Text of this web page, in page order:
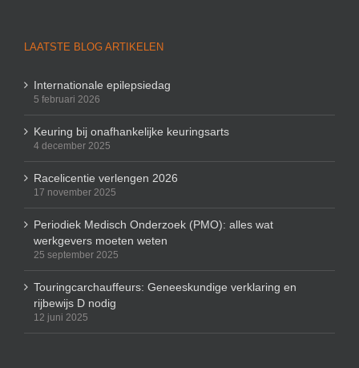
LAATSTE BLOG ARTIKELEN
Internationale epilepsiedag
5 februari 2026
Keuring bij onafhankelijke keuringsarts
4 december 2025
Racelicentie verlengen 2026
17 november 2025
Periodiek Medisch Onderzoek (PMO): alles wat
werkgevers moeten weten
25 september 2025
Touringcarchauffeurs: Geneeskundige verklaring en
rijbewijs D nodig
12 juni 2025